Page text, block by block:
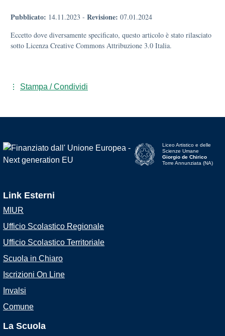
Pubblicato: 14.11.2023 - Revisione: 07.01.2024
Eccetto dove diversamente specificato, questo articolo è stato rilasciato
sotto Licenza Creative Commons Attribuzione 3.0 Italia.
Stampa / Condividi
Liceo Artistico e delle
Scienze Umane
Giorgio de Chirico
Torre Annunziata (NA)
Link Esterni
MIUR
Ufficio Scolastico Regionale
Ufficio Scolastico Territoriale
Scuola in Chiaro
Iscrizioni On Line
Invalsi
Comune
La Scuola